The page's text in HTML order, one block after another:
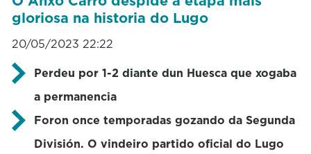
gloriosa na historia do Lugo
20/05/2023 22:22
Perdeu por 1-2 diante dun Huesca que xogaba
a permanencia
Foron once temporadas gozando da Segunda
División. O vindeiro partido oficial do Lugo